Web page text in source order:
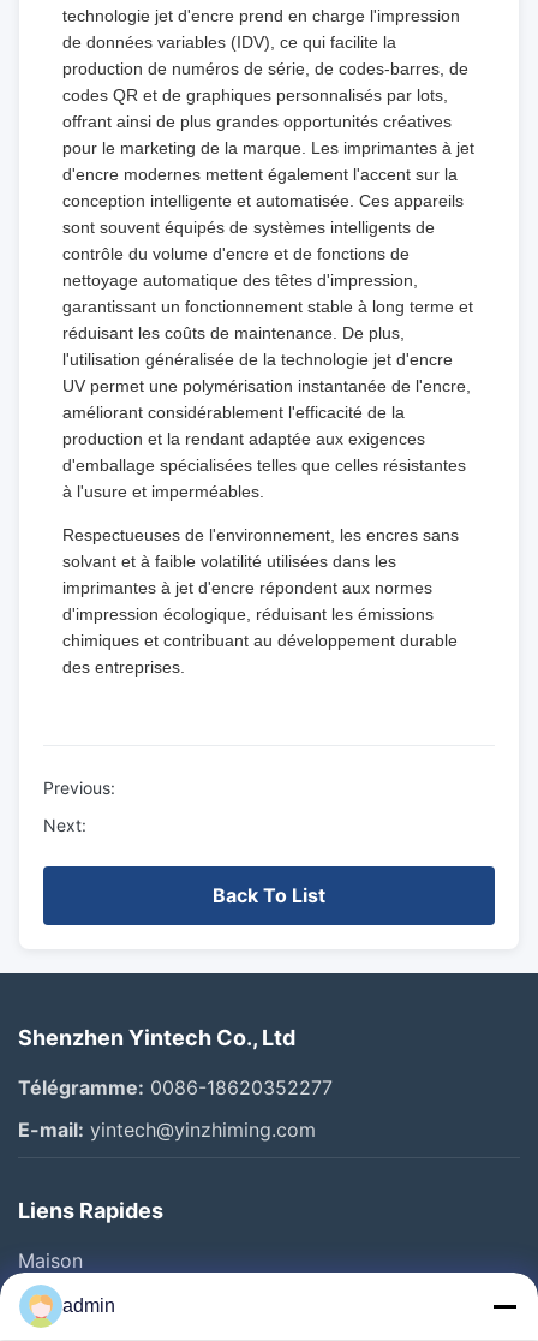
technologie jet d'encre prend en charge l'impression
de données variables (IDV), ce qui facilite la
production de numéros de série, de codes-barres, de
codes QR et de graphiques personnalisés par lots,
offrant ainsi de plus grandes opportunités créatives
pour le marketing de la marque. Les imprimantes à jet
d'encre modernes mettent également l'accent sur la
conception intelligente et automatisée. Ces appareils
sont souvent équipés de systèmes intelligents de
contrôle du volume d'encre et de fonctions de
nettoyage automatique des têtes d'impression,
garantissant un fonctionnement stable à long terme et
réduisant les coûts de maintenance. De plus,
l'utilisation généralisée de la technologie jet d'encre
UV permet une polymérisation instantanée de l'encre,
améliorant considérablement l'efficacité de la
production et la rendant adaptée aux exigences
d'emballage spécialisées telles que celles résistantes
à l'usure et imperméables.
Respectueuses de l'environnement, les encres sans
solvant et à faible volatilité utilisées dans les
imprimantes à jet d'encre répondent aux normes
d'impression écologique, réduisant les émissions
chimiques et contribuant au développement durable
des entreprises.
Previous:
Next:
Back To List
Shenzhen Yintech Co., Ltd
Télégramme: 0086-18620352277
E-mail: yintech@yinzhiming.com
Liens Rapides
Maison
Produits
admin